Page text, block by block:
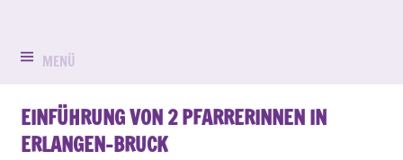
springen
in
MENÜ
EINFÜHRUNG VON 2 PFARRERINNEN IN
ERLANGEN-BRUCK